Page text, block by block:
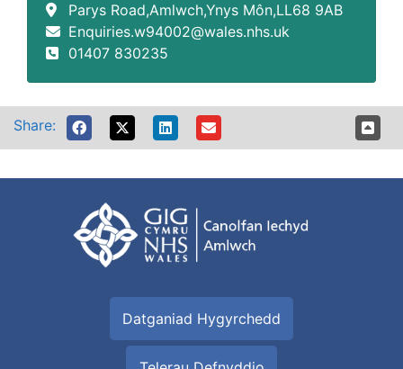
Parys Road,Amlwch,Ynys Môn,LL68 9AB
Enquiries.w94002@wales.nhs.uk
01407 830235
Share:
Datganiad Hygyrchedd